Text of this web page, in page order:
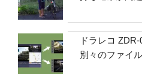
ドラレコ
別々のファイ